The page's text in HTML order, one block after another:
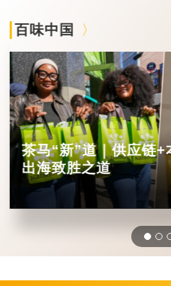
百味中国
茶马“新”道｜供应链
出海致胜之道